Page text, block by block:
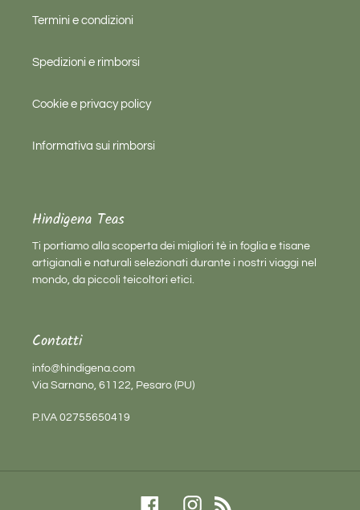
Termini e condizioni
Spedizioni e rimborsi
Cookie e privacy policy
Informativa sui rimborsi
Hindigena Teas
Ti portiamo alla scoperta dei migliori tè in foglia e tisane
artigianali e naturali selezionati durante i nostri viaggi nel
mondo, da piccoli teicoltori etici.
Contatti
info@hindigena.com
Via Sarnano, 61122, Pesaro (PU)
P.IVA 02755650419
FacebookInstagram